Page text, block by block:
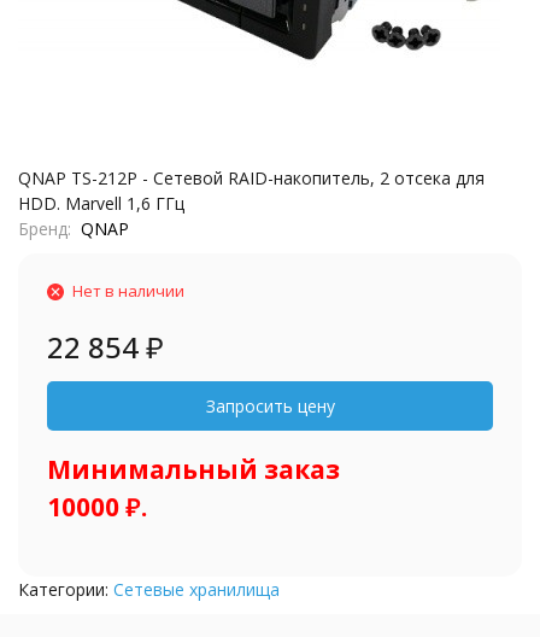
QNAP TS-212P - Сетевой RAID-накопитель, 2 отсека для
HDD. Marvell 1,6 ГГц
Бренд QNAP
Нет в наличии
22 854₽
Минимальный заказ
10000 ₽.
Категории: Сетевые хранилища